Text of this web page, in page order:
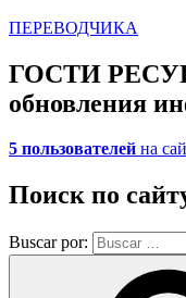
ПЕРЕВОДЧИКА
ГОСТИ
обновления
5 пользователей на
Поиск по
Buscar por: